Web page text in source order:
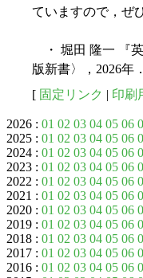
ていますので，ぜ
・ 堀田 隆一 『
版新書〉，2026年．
[ 固定リンク | 印刷
2026 : 01 02 03 04 05 06
2025 : 01 02 03 04 05 06
2024 : 01 02 03 04 05 06
2023 : 01 02 03 04 05 06
2022 : 01 02 03 04 05 06
2021 : 01 02 03 04 05 06
2020 : 01 02 03 04 05 06
2019 : 01 02 03 04 05 06
2018 : 01 02 03 04 05 06
2017 : 01 02 03 04 05 06
2016 : 01 02 03 04 05 06